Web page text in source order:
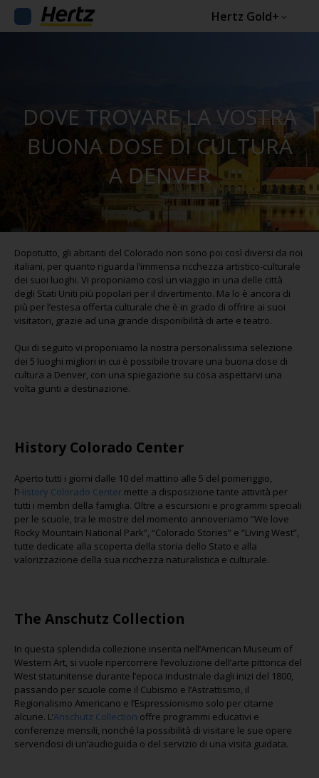
Hertz Gold+
DOVE TROVARE LA VOSTRA
BUONA DOSE DI CULTURA
A DENVER
Dopotutto, gli abitanti del Colorado non sono poi così diversi da noi
italiani, per quanto riguarda l’immensa ricchezza artistico-culturale
dei suoi luoghi. Vi proponiamo così un viaggio in una delle città
degli Stati Uniti più popolari per il divertimento. Ma lo è ancora di
più per l’estesa offerta culturale che è in grado di offrire ai suoi
visitatori, grazie ad una grande disponibilità di arte e teatro.
Qui di seguito vi proponiamo la nostra personalissima selezione
dei 5 luoghi migliori in cui è possibile trovare una buona dose di
cultura a Denver, con una spiegazione su cosa aspettarvi una
volta giunti a destinazione.
History Colorado Center
Aperto tutti i giorni dalle 10 del mattino alle 5 del pomeriggio,
l’History Colorado Center mette a disposizione tante attività per
tutti i membri della famiglia. Oltre a escursioni e programmi speciali
per le scuole, tra le mostre del momento annoveriamo “We love
Rocky Mountain National Park”, “Colorado Stories” e “Living West”,
tutte dedicate alla scoperta della storia dello Stato e alla
valorizzazione della sua ricchezza naturalistica e culturale.
The Anschutz Collection
In questa splendida collezione inserita nell’American Museum of
Western Art, si vuole ripercorrere l’evoluzione dell’arte pittorica del
West statunitense durante l’epoca industriale dagli inizi del 1800,
passando per scuole come il Cubismo e l’Astrattismo, il
Regionalismo Americano e l’Espressionismo solo per citarne
alcune. L’Anschutz Collection offre programmi educativi e
conferenze mensili, nonché la possibilità di visitare le sue opere
servendosi di un’audioguida o del servizio di una visita guidata.